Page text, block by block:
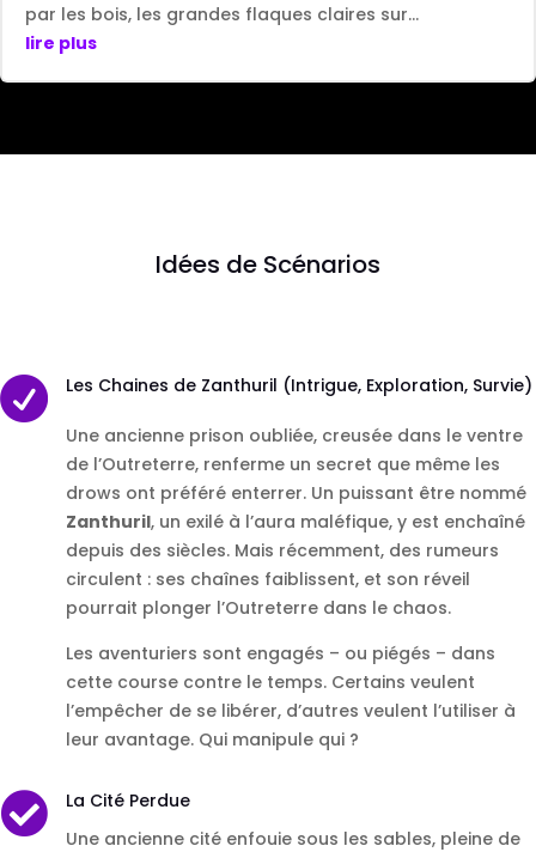
par les bois, les grandes flaques claires sur...
lire plus
Idées de Scénarios
 Les Chaines de Zanthuril (Intrigue, Exploration, Survie)
Une ancienne prison oubliée, creusée dans le ventre
de l’Outreterre, renferme un secret que même les
drows ont préféré enterrer. Un puissant être nommé
Zanthuril, un exilé à l’aura maléfique, y est enchaîné
depuis des siècles. Mais récemment, des rumeurs
circulent : ses chaînes faiblissent, et son réveil
pourrait plonger l’Outreterre dans le chaos.
Les aventuriers sont engagés – ou piégés – dans
cette course contre le temps. Certains veulent
l’empêcher de se libérer, d’autres veulent l’utiliser à
leur avantage. Qui manipule qui ?

La Cité Perdue
Une ancienne cité enfouie sous les sables, pleine de